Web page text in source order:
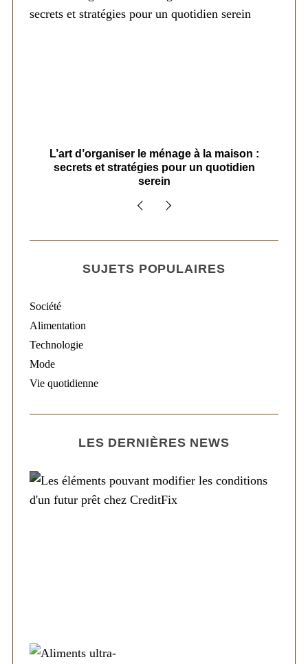
L’art d’organiser le ménage à la maison :
secrets et stratégies pour un quotidien
serein
SUJETS POPULAIRES
Société
Alimentation
Technologie
Mode
Vie quotidienne
LES DERNIÈRES NEWS